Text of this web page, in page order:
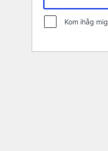
Kom ihåg mig